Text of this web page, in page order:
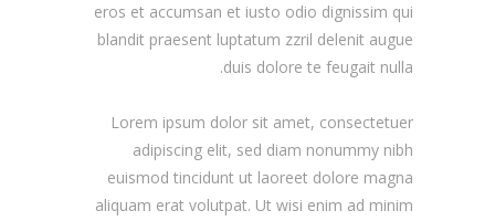
eros et accumsan et iusto odio dignissim qui
blandit praesent luptatum zzril delenit augue
duis dolore te feugait nulla.
Lorem ipsum dolor sit amet, consectetuer
adipiscing elit, sed diam nonummy nibh
euismod tincidunt ut laoreet dolore magna
aliquam erat volutpat. Ut wisi enim ad minim